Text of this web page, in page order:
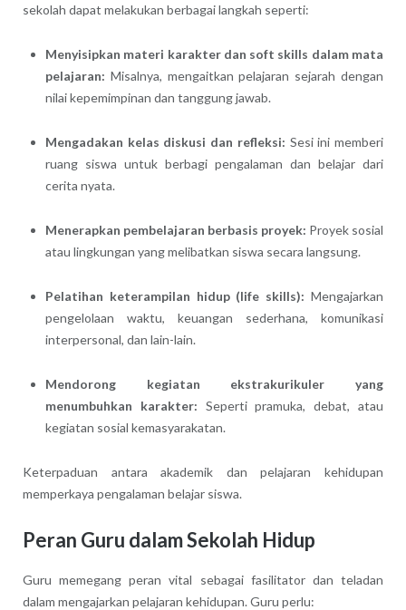
sekolah dapat melakukan berbagai langkah seperti:
Menyisipkan materi karakter dan soft skills dalam mata
pelajaran: Misalnya, mengaitkan pelajaran sejarah dengan
nilai kepemimpinan dan tanggung jawab.
Mengadakan kelas diskusi dan refleksi: Sesi ini memberi
ruang siswa untuk berbagi pengalaman dan belajar dari
cerita nyata.
Menerapkan pembelajaran berbasis proyek: Proyek sosial
atau lingkungan yang melibatkan siswa secara langsung.
Pelatihan keterampilan hidup (life skills): Mengajarkan
pengelolaan waktu, keuangan sederhana, komunikasi
interpersonal, dan lain-lain.
Mendorong kegiatan ekstrakurikuler yang
menumbuhkan karakter: Seperti pramuka, debat, atau
kegiatan sosial kemasyarakatan.
Keterpaduan antara akademik dan pelajaran kehidupan
memperkaya pengalaman belajar siswa.
Peran Guru dalam Sekolah Hidup
Guru memegang peran vital sebagai fasilitator dan teladan
dalam mengajarkan pelajaran kehidupan. Guru perlu: